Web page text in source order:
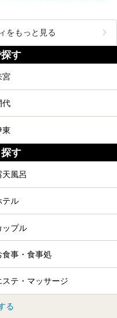
をもっと見る
す
宮
代
東
す
天風呂
テル
ップル
食事・食事処
ステ・マッサージ
る